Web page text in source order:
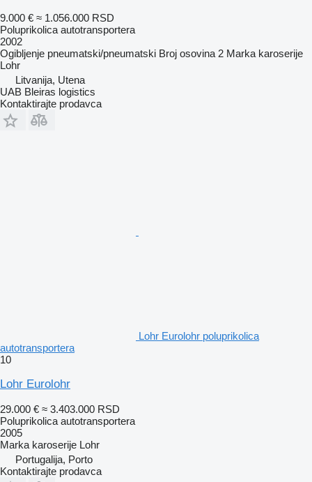
9.000 € ≈ 1.056.000 RSD
Poluprikolica autotransportera
2002
Ogibljenje pneumatski/pneumatski Broj osovina 2 Marka karoserije
Lohr
Litvanija, Utena
UAB Bleiras logistics
Kontaktirajte prodavca
Lohr Eurolohr poluprikolica
autotransportera
10
Lohr Eurolohr
29.000 € ≈ 3.403.000 RSD
Poluprikolica autotransportera
2005
Marka karoserije Lohr
Portugalija, Porto
Kontaktirajte prodavca